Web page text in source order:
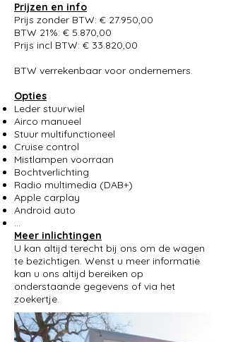
Prijzen en info
Prijs zonder BTW: € 27.950,00
BTW 21%: € 5.870,00
Prijs incl BTW: € 33.820,00
BTW verrekenbaar voor ondernemers.
Opties
Leder stuurwiel
Airco manueel
Stuur multifunctioneel
Cruise control
Mistlampen voorraan
Bochtverlichting
Radio multimedia (DAB+)
Apple carplay
Android auto
…
Meer inlichtingen
U kan altijd terecht bij ons om de wagen
te bezichtigen. Wenst u meer informatie
kan u ons altijd bereiken op
onderstaande gegevens of via het
zoekertje.